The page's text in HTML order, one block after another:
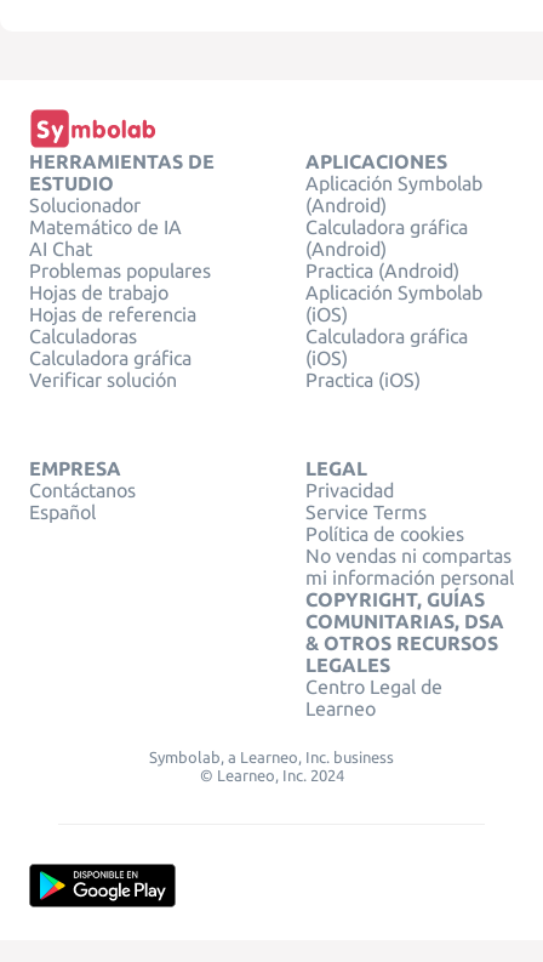
HERRAMIENTAS DE
ESTUDIO
Solucionador
Matemático de IA
AI Chat
Problemas populares
Hojas de trabajo
Hojas de referencia
Calculadoras
Calculadora gráfica
Verificar solución
APLICACIONES
Aplicación Symbolab
(Android)
Calculadora gráfica
(Android)
Practica (Android)
Aplicación Symbolab
(iOS)
Calculadora gráfica
(iOS)
Practica (iOS)
EMPRESA
Contáctanos
Español
LEGAL
Privacidad
Service Terms
Política de cookies
No vendas ni compartas
mi información personal
COPYRIGHT, GUÍAS
COMUNITARIAS, DSA
& OTROS RECURSOS
LEGALES
Centro Legal de
Learneo
Symbolab, a Learneo, Inc. business
© Learneo, Inc. 2024